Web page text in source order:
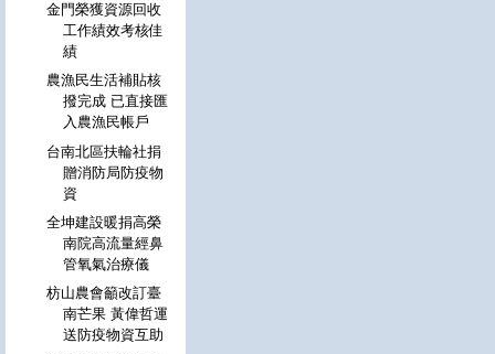
金門榮獲資源回收
工作績效考核佳
績
農漁民生活補貼核
撥完成 已直接匯
入農漁民帳戶
台南北區扶輪社捐
贈消防局防疫物
資
全坤建設暖捐高榮
南院高流量經鼻
管氧氣治療儀
枋山農會籲改訂臺
南芒果 黃偉哲運
送防疫物資互助